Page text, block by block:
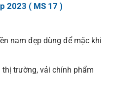
2023 ( MS 17 )
nam đẹp dùng để mặc khi
thị trường, vải chính phẩm